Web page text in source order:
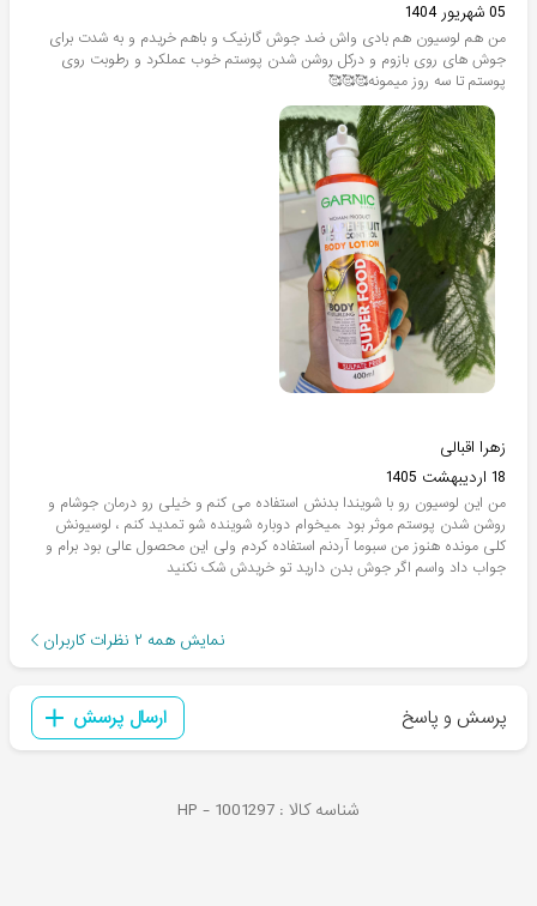
05 شهریور 1404
من هم لوسیون هم بادی واش ضد جوش گارنیک و باهم خریدم و به شدت برای
جوش های روی بازوم و درکل روشن شدن پوستم خوب عملکرد و رطوبت روی
پوستم تا سه روز میمونه🥰🥰🥰
زهرا اقبالی
18 اردیبهشت 1405
من این لوسیون رو با شویندا بدنش استفاده می کنم و خیلی رو درمان جوشام و
روشن شدن پوستم موثر بود ،میخوام دوباره شوینده شو تمدید کنم ، لوسیونش
کلی مونده هنوز من سبوما آردنم استفاده کردم ولی این محصول عالی بود برام و
جواب داد واسم اگر جوش بدن دارید تو خریدش شک نکنید
نمایش همه ۲ نظرات کاربران
پرسش و پاسخ ارسال پرسش
شناسه کالا : HP - 1001297